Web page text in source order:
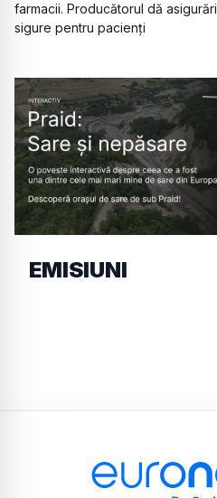
farmacii. Producătorul dă
sigure pentru pacienți
EMISIUNI